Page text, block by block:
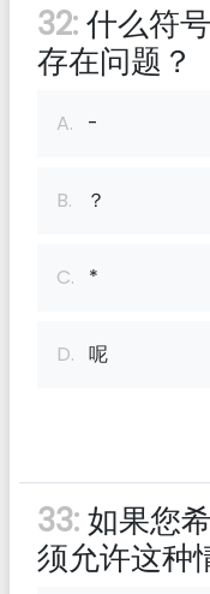
32:什么符
存在问题？
A. -
B. ？
C. *
D. 呢
33:如果您
须允许这种